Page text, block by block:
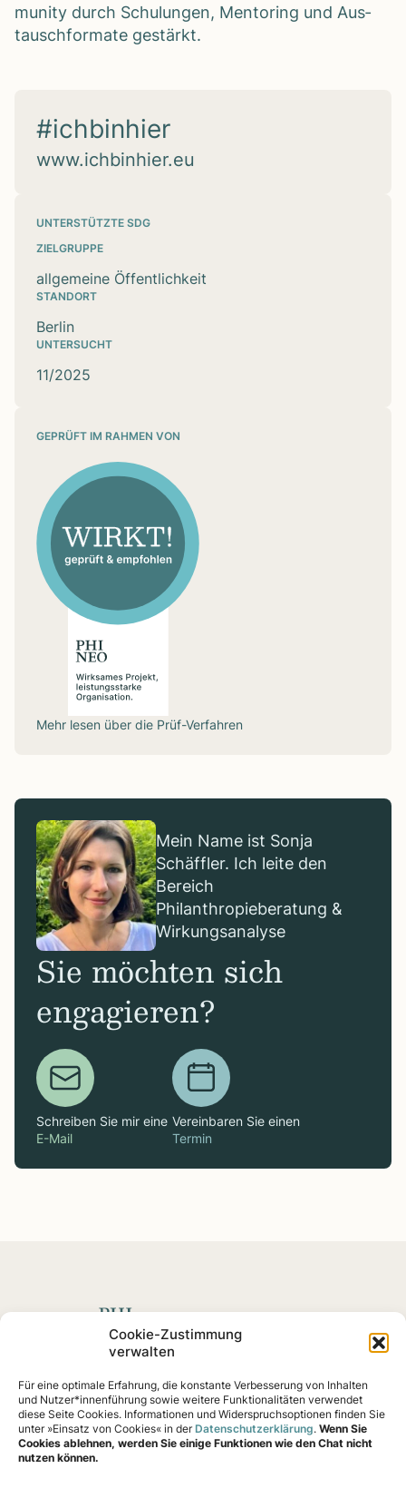
Cookie-Zustimmung
verwalten
Für eine optimale Erfahrung, die konstante Verbesserung von Inhalten
und Nutzer*innenführung sowie weitere Funktionalitäten verwendet
diese Seite Cookies. Informationen und Widerspruchsoptionen finden Sie
unter »Einsatz von Cookies« in derDatenschutzerklärung. Wenn Sie
Cookies ablehnen, werden Sie einige Funktionen wie den Chat nicht
nutzen können.
mu­nity durch Schu­lun­gen, Men­to­ring und Aus­
tausch­for­mate gestärkt.
#ichbinhier
www.ichbinhier.eu
UNTERSTÜTZTE SDG
ZIELGRUPPE
allgemeine Öffentlichkeit
STANDORT
Berlin
UNTERSUCHT
11/2025
GEPRÜFT IM RAHMEN VON
Mehr lesen über die Prüf-Verfahren
Mein Name ist Sonja
Schäffler. Ich leite den
Bereich
Philanthropieberatung &
Wirkungsanalyse
Sie möchten sich
engagieren?
Schreiben Sie mir eine
E-Mail
Vereinbaren Sie einen
Termin
nachweislich eine Wirkung erzielen – von Klimaschutz
bis Gemeinschaftshilfe.